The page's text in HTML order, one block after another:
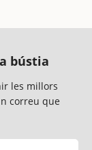
bústia
les millors
correu que